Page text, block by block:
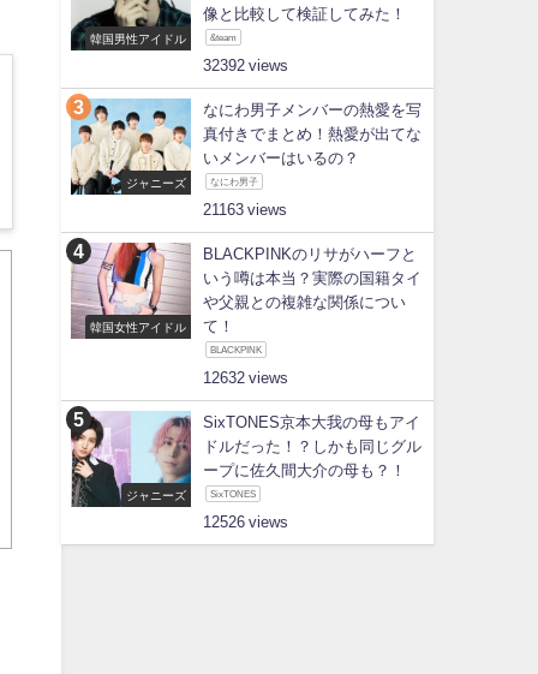
韓国男性アイドル
像と比較して検証してみた！
&team
32392
ジャニーズ
なにわ男子メンバーの熱愛を写
真付きでまとめ！熱愛が出てな
いメンバーはいるの？
なにわ男子
21163
韓国女性アイドル
BLACKPINKのリサがハーフと
いう噂は本当？実際の国籍タイ
や父親との複雑な関係につい
て！
BLACKPINK
12632
ジャニーズ
SixTONES京本大我の母もアイ
ドルだった！？しかも同じグル
ープに佐久間大介の母も？！
SixTONES
12526